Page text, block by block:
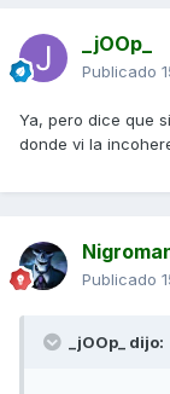
_jOOp_
Publicado
Ya, pero dice que
donde vi la
Publicado
_jOOp_ dijo: